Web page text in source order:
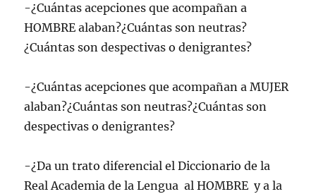
-¿Cuántas acepciones que acompañan a
HOMBRE alaban?¿Cuántas son neutras?
¿Cuántas son despectivas o denigrantes?
-¿Cuántas acepciones que acompañan a MUJER
alaban?¿Cuántas son neutras?¿Cuántas son
despectivas o denigrantes?
-¿Da un trato diferencial el Diccionario de la
Real Academia de la Lengua al HOMBRE y a la